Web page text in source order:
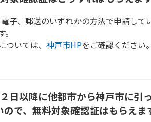
子、郵送のいずれかの方法で申請し
ついては、 神戸市HPをご確認ください
日以降に他都市から神戸市に引
ので、無料対象確認証はもらえま